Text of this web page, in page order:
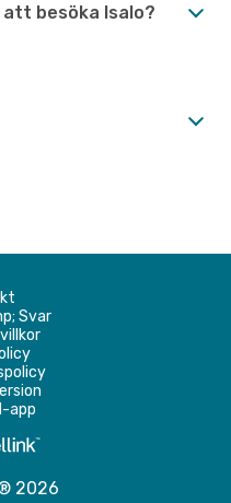
besöka Isalo?
Svar
app
2026